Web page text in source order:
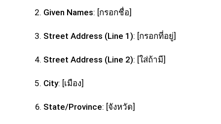
Given Names: [กรอกชื่อ]
Street Address (Line 1): [กรอกที่อยู่]
Street Address (Line 2): [ใส่ถ้ามี]
City: [เมือง]
State/Province: [จังหวัด]